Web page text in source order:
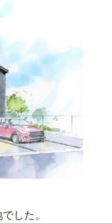
した。